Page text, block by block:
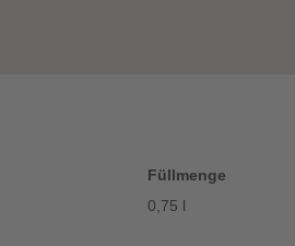
Füllmenge
0,75 l